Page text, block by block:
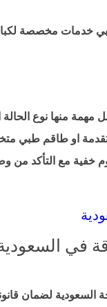
خدمات مخصصة
منها نوع
او طاقم طبي
مع التأكد من
في
لضمان